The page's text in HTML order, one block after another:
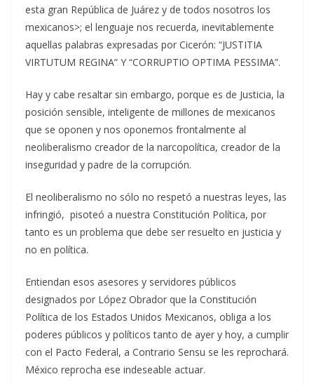
esta gran República de Juárez y de todos nosotros los
mexicanos>; el lenguaje nos recuerda, inevitablemente
aquellas palabras expresadas por Cicerón: “JUSTITIA
VIRTUTUM REGINA” Y “CORRUPTIO OPTIMA PESSIMA”.
Hay y cabe resaltar sin embargo, porque es de Justicia, la
posición sensible, inteligente de millones de mexicanos
que se oponen y nos oponemos frontalmente al
neoliberalismo creador de la narcopolítica, creador de la
inseguridad y padre de la corrupción.
El neoliberalismo no sólo no respetó a nuestras leyes, las
infringió, pisoteó a nuestra Constitución Política, por
tanto es un problema que debe ser resuelto en justicia y
no en política.
Entiendan esos asesores y servidores públicos
designados por López Obrador que la Constitución
Política de los Estados Unidos Mexicanos, obliga a los
poderes públicos y políticos tanto de ayer y hoy, a cumplir
con el Pacto Federal, a Contrario Sensu se les reprochará.
México reprocha ese indeseable actuar.